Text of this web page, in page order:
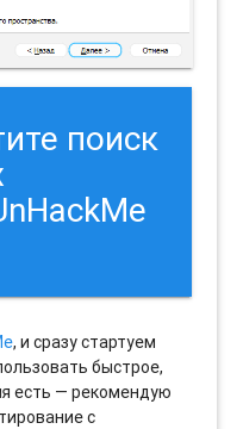
поиск
, и сразу стартуем
быстрое,
есть — рекомендую
с